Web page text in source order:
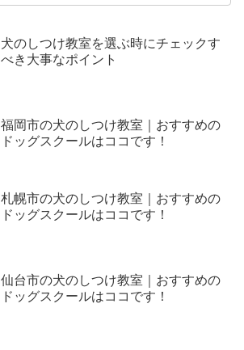
犬のしつけ教室を選ぶ時にチェックす
べき大事なポイント
福岡市の犬のしつけ教室｜おすすめの
ドッグスクールはココです！
札幌市の犬のしつけ教室｜おすすめの
ドッグスクールはココです！
仙台市の犬のしつけ教室｜おすすめの
ドッグスクールはココです！